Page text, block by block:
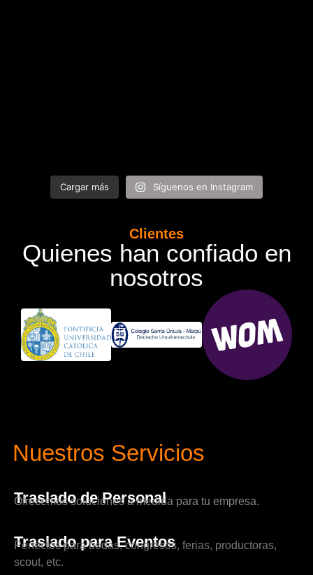
Cargar más Síguenos en Instagram
Clientes
Quienes han confiado en
nosotros
Nuestros Servicios
Traslado de Personal
Ofrecemos soluciones a medida para tu empresa.
Traslado para Eventos
Perfectos para bodas, congresos, ferias, productoras,
scout, etc.